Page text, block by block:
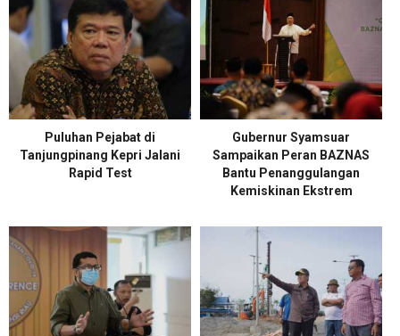
Puluhan Pejabat di
Tanjungpinang Kepri Jalani
Rapid Test
Gubernur Syamsuar
Sampaikan Peran BAZNAS
Bantu Penanggulangan
Kemiskinan Ekstrem